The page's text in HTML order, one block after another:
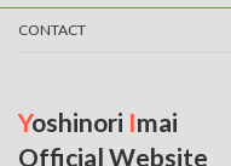
CONTACT
Yoshinori Imai
Official Website